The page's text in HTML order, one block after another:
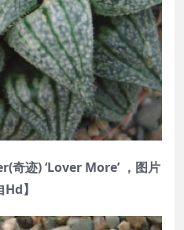
奇迹) ‘Lover More’ ，图片
】